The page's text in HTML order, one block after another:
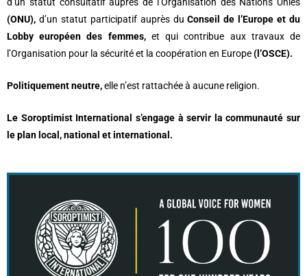
(ONU), d’un statut participatif auprès duConseil de l’Europe et du
Lobby européen des femmes, et qui contribue aux travaux de
l’Organisation pour la sécurité et la coopération en Europe(l’OSCE).
Politiquement neutre,elle n’est rattachée à aucune religion.
Le Soroptimist International s’engage à servir la communauté sur
le plan local, national et international.